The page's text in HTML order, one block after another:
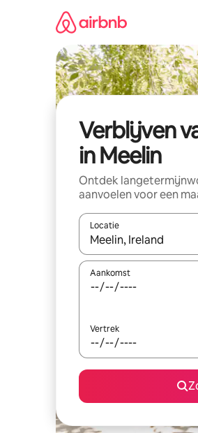
Verblijven
in Meelin
Ontdek
aanvoelen voor een
Locatie
Wanneer er resultaten
Aankomst
Vertrek